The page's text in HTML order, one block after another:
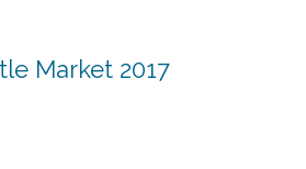
Market 2017